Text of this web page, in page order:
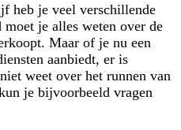
heb je veel verschillende
je alles weten over de
Maar of je nu een
aanbiedt, er is
weet over het runnen van
je bijvoorbeeld vragen